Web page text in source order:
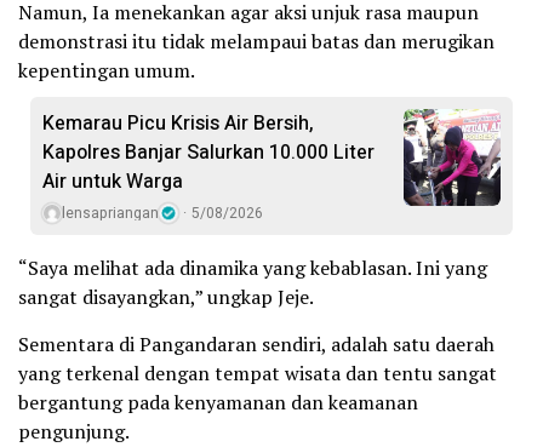
Namun, Ia menekankan agar aksi unjuk rasa maupun
demonstrasi itu tidak melampaui batas dan merugikan
kepentingan umum.
Kemarau Picu Krisis Air Bersih,
Kapolres Banjar Salurkan 10.000 Liter
Air untuk Warga
lensapriangan 5/08/2026
“Saya melihat ada dinamika yang kebablasan. Ini yang
sangat disayangkan,” ungkap Jeje.
Sementara di Pangandaran sendiri, adalah satu daerah
yang terkenal dengan tempat wisata dan tentu sangat
bergantung pada kenyamanan dan keamanan
pengunjung.